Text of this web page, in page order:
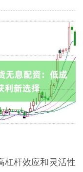
杠杆效应和灵活性